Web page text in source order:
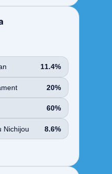
11.4%
20%
60%
Nichijou 8.6%